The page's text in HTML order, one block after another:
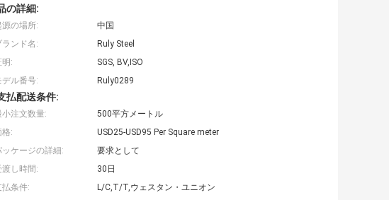
の詳細:
源の場所:
中国
ランド名:
Ruly Steel
明:
SGS, BV,ISO
デル番号:
Ruly0289
払配送条件:
小注文数量:
500平方メートル
格:
USD25-USD95 Per Square meter
ッケージの詳細:
要求として
渡し時間:
30日
払条件:
L/C,T/T,ウェスタン・ユニオン